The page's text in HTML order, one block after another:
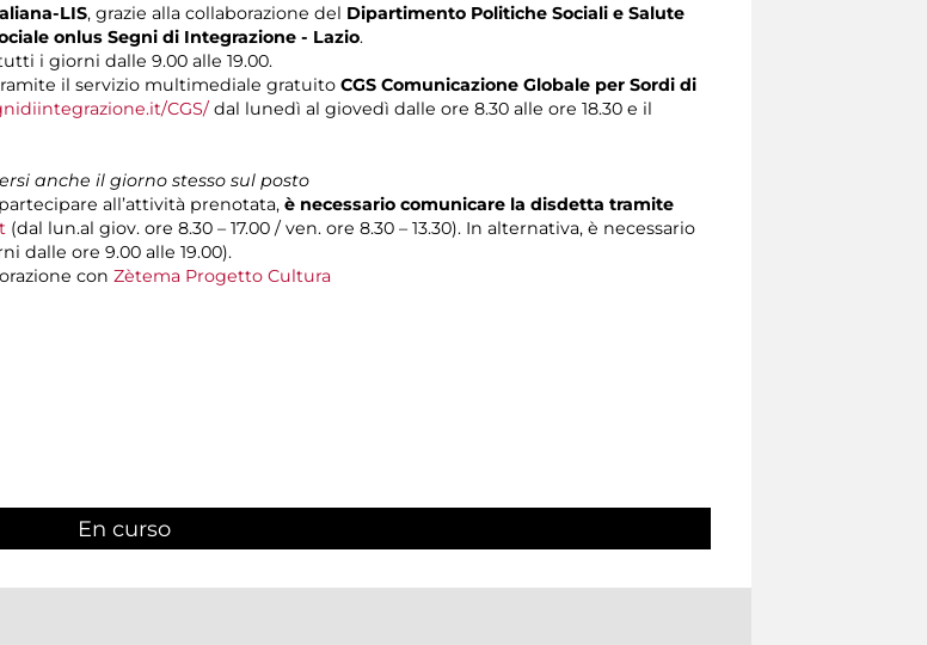
LIS, grazie alla collaborazione del Dipartimento Politiche Sociali e Salute
onlus Segni di Integrazione - Lazio.
i giorni dalle 9.00 alle 19.00.
il servizio multimediale gratuito CGS Comunicazione Globale per Sordi di
CGS/dal lunedì al giovedì dalle ore 8.30 alle ore 18.30 e il
anche il giorno stesso sul posto
all’attività prenotata, è necessario comunicare la disdetta tramite
(dal lun.al giov. ore 8.30 – 17.00 / ven. ore 8.30 – 13.30). In alternativa, è necessario
dalle ore 9.00 alle 19.00).
con Zètema Progetto Cultura
En curso